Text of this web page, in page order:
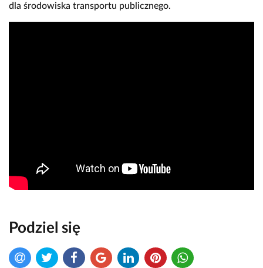
dla środowiska transportu publicznego.
Podziel się